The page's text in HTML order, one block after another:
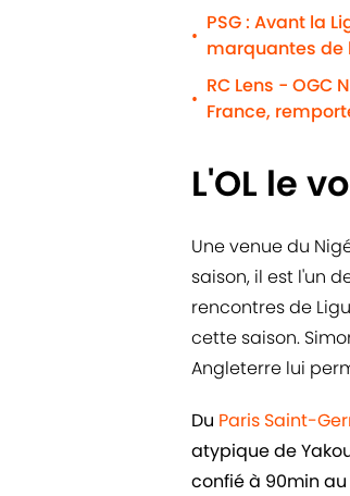
•
PSG : Avant la
marquantes de
•
RC Lens - OGC
France,
L'OL le
Une venue du
saison, il est l'un
rencontres de
cette saison.
Angleterre lui
Du Paris Saint-
atypique de
confié à 90min